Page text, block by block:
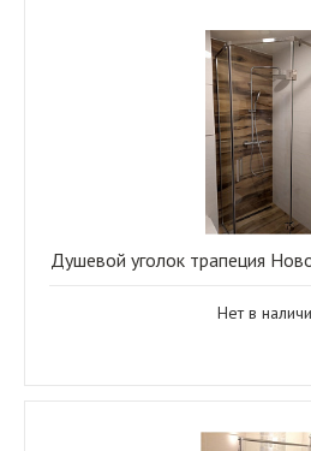
Нет в
Душевой уголок трапеция